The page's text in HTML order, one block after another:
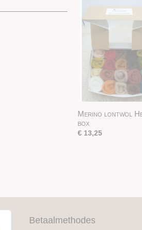
Merino lontwol
box
€ 13,25
Betaalmethodes